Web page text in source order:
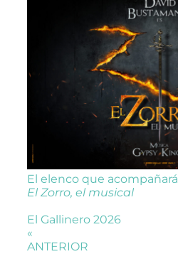
El elenco que
El Zorro, el musical
El Gallinero 2026
«
ANTERIOR